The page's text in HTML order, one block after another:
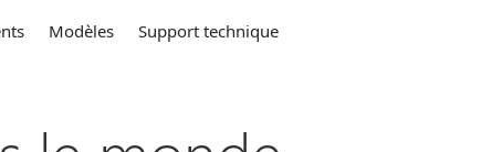
Modèles Support technique